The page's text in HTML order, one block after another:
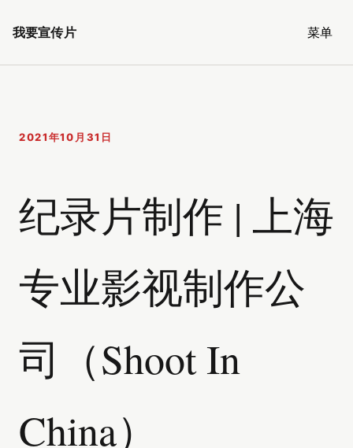
我要宣传片 菜单
2021年10月31日
纪录片制作 | 上海
专业影视制作公
司（Shoot In
China）